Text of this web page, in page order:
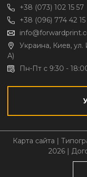
+38 (073) 102 15 57
+38 (096) 774 42 15
Украина, Киев,
А)
Пн-Пт с 9:30 -
Карта сайта |
2026 |